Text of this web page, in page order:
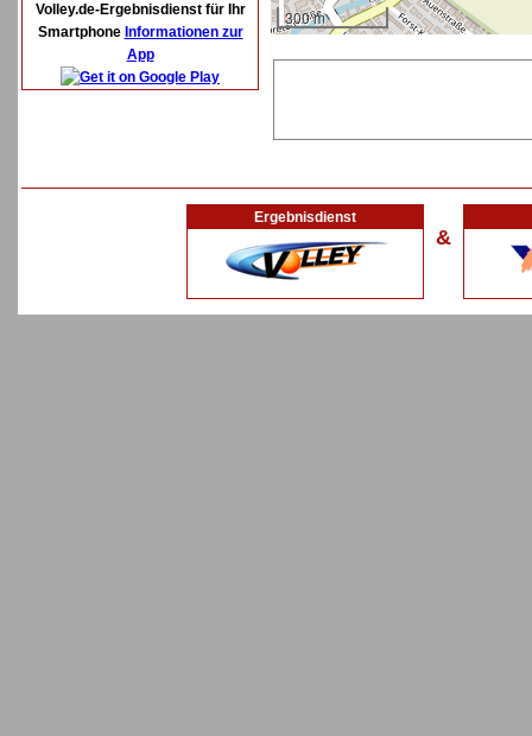
Volley.de-Ergebnisdienst für Ihr
Smartphone Informationen zur
App
300 m
Ergebnisdienst
&